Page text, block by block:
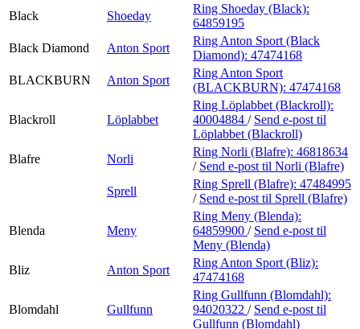
Black
Shoeday
Ring Shoeday (Black):
64859195
Black Diamond
Anton Sport
Ring Anton Sport (Black
Diamond): 47474168
BLACKBURN
Anton Sport
Ring Anton Sport
(BLACKBURN): 47474168
Blackroll Löplabbet
Ring Löplabbet (Blackroll):
40004884 / Send e-post til
Löplabbet (Blackroll)
Blafre
Norli
Ring Norli (Blafre): 46818634
/ Send e-post til Norli (Blafre)
Sprell
Ring Sprell (Blafre): 47484995
/ Send e-post til Sprell (Blafre)
Blenda Meny
Ring Meny (Blenda):
64859900 / Send e-post til
Meny (Blenda)
Bliz
Anton Sport
Ring Anton Sport (Bliz):
47474168
Blomdahl Gullfunn
Ring Gullfunn (Blomdahl):
94020322 / Send e-post til
Gullfunn (Blomdahl)